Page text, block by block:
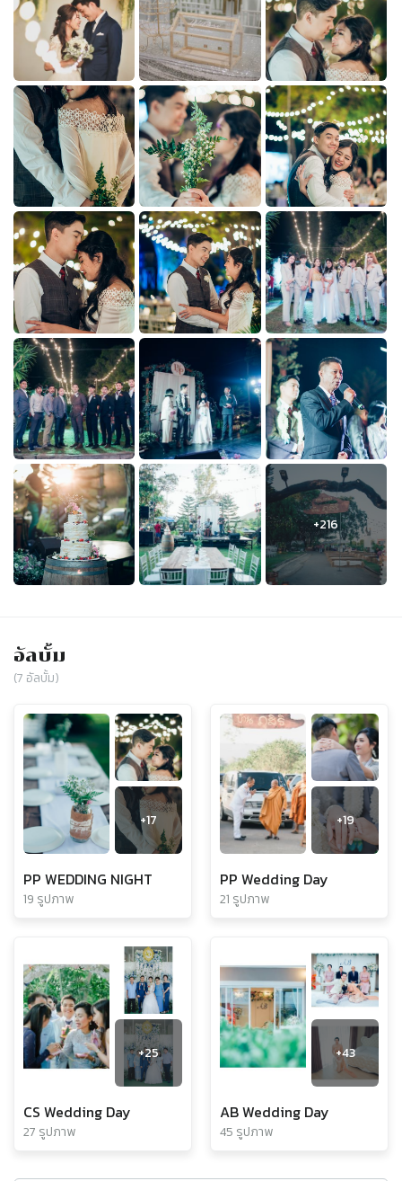
อัลบั้ม
(7 อัลบั้ม)
+17
PP WEDDING NIGHT
19 รูปภาพ
+19
PP Wedding Day
21 รูปภาพ
+25
CS Wedding Day
27 รูปภาพ
+43
AB Wedding Day
45 รูปภาพ